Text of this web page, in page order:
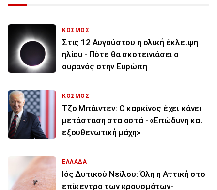
ΚΟΣΜΟΣ
Στις 12 Αυγούστου η ολική έκλειψη
ηλίου - Πότε θα σκοτεινιάσει ο
ουρανός στην Ευρώπη
ΚΟΣΜΟΣ
Τζο Μπάιντεν: Ο καρκίνος έχει κάνει
μετάσταση στα οστά - «Επώδυνη και
εξουθενωτική μάχη»
ΕΛΛΑΔΑ
Ιός Δυτικού Νείλου: Όλη η Αττική στο
επίκεντρο των κρουσμάτων-